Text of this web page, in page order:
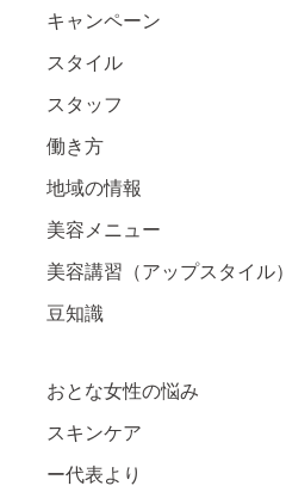
キャンペーン
スタイル
スタッフ
働き方
地域の情報
美容メニュー
美容講習（アップスタイル）
豆知識
おとな女性の悩み
スキンケア
ー代表より